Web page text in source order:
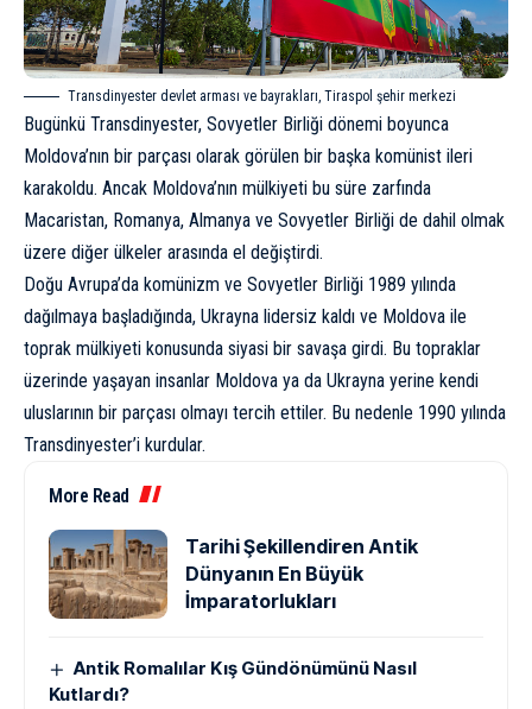
Transdinyester devlet arması ve bayrakları, Tiraspol şehir merkezi
Bugünkü Transdinyester, Sovyetler Birliği dönemi boyunca
Moldova’nın bir parçası olarak görülen bir başka komünist ileri
karakoldu. Ancak Moldova’nın mülkiyeti bu süre zarfında
Macaristan, Romanya, Almanya ve Sovyetler Birliği de dahil olmak
üzere diğer ülkeler arasında el değiştirdi.
Doğu Avrupa’da komünizm ve Sovyetler Birliği 1989 yılında
dağılmaya başladığında, Ukrayna lidersiz kaldı ve Moldova ile
toprak mülkiyeti konusunda siyasi bir savaşa girdi. Bu topraklar
üzerinde yaşayan insanlar Moldova ya da Ukrayna yerine kendi
uluslarının bir parçası olmayı tercih ettiler. Bu nedenle 1990 yılında
Transdinyester’i kurdular.
More Read
Tarihi Şekillendiren Antik
Dünyanın En Büyük
İmparatorlukları
Antik Romalılar Kış Gündönümünü Nasıl
Kutlardı?